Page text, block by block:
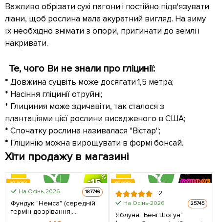
Важливо обрізати сухі пагони і постійно підв'язувати
ліани, щоб рослина мала акуратний вигляд. На зиму
їх необхідно знімати з опори, пригинати до землі і
накривати.
Те, чого Ви не знали про гліцинії:
* Довжина суцвіть може досягати 1,5 метра;
* Насіння гліцинії отруйні;
* Глициния може здичавіти, так сталося з
плантаціями цієї рослини висадженого в США;
* Спочатку рослина називалася "Вістар";
* Гліцинію можна вирощувати в формі бонсай.
Хіти продажу в магазині
15
ХІТ РОКУ
КЛІН СОРТІН
На Осінь-2026 187746
Фундук "Немса" (середній
термін дозрівання,
перехресне запилення,
ХІТ РОКУ
2
На Осінь-2026 25745
Яблуня "Бені Шогун"